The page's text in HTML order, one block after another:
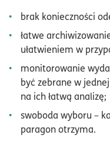
brak konieczności
łatwe
ułatwieniem w
monitorowanie
być zebrane w
na ich łatwą analizę;
swoboda wyboru –
paragon otrzyma.